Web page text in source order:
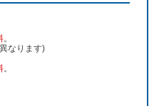
。
なります)
。